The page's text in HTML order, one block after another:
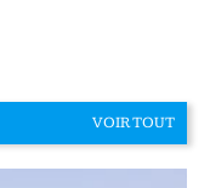
VOIR TOUT